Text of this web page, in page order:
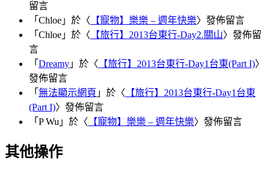
留言
「 Chloe 」於〈 【寵物】樂樂 – 週年快樂〉發佈留言
「 Chloe 」於〈 【旅行】2013台東行-Day2.關山〉發佈留
言
「 Dreamy 」於〈 【旅行】2013台東行-Day1台東(Part I)〉
發佈留言
「 無法顯示網頁 」於〈 【旅行】2013台東行-Day1台東
(Part I)〉發佈留言
「 P Wu 」於〈 【寵物】樂樂 – 週年快樂〉發佈留言
其他操作